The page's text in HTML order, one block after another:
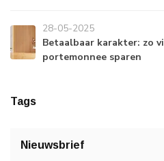
28-05-2025
Betaalbaar karakter: zo
portemonnee sparen
Tags
Nieuwsbrief